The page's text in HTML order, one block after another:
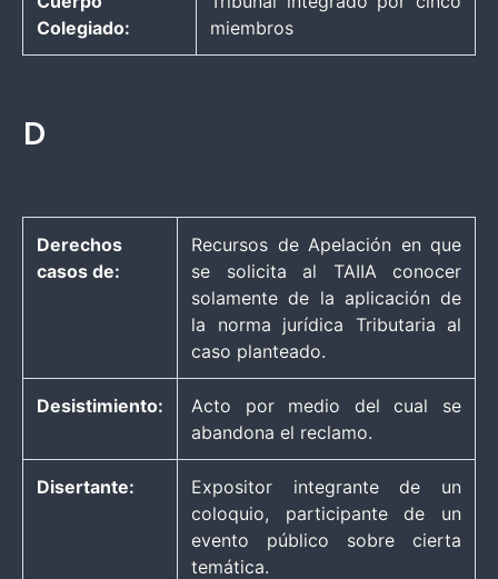
Colegiado:
miembros
D
Derechos
casos de:
Recursos de Apelación en que
se solicita al TAIIA conocer
solamente de la aplicación de
la norma jurídica Tributaria al
caso planteado.
Desistimiento:
Acto por medio del cual se
abandona el reclamo.
Disertante:
Expositor integrante de un
coloquio, participante de un
evento público sobre cierta
temática.